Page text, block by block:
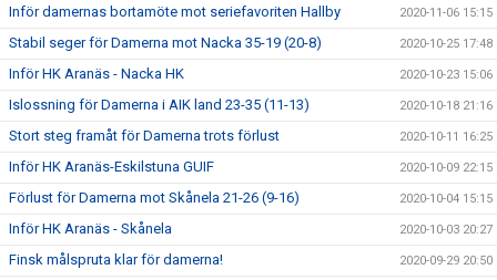
Inför damernas bortamöte mot seriefavoriten Hallby 2020-11-06 15:15
Stabil seger för Damerna mot Nacka 35-19 (20-8) 2020-10-25 17:48
Inför HK Aranäs - Nacka HK 2020-10-23 15:06
Islossning för Damerna i AIK land 23-35 (11-13) 2020-10-18 21:16
Stort steg framåt för Damerna trots förlust 2020-10-11 16:25
Inför HK Aranäs-Eskilstuna GUIF 2020-10-09 22:15
Förlust för Damerna mot Skånela 21-26 (9-16) 2020-10-04 15:15
Inför HK Aranäs - Skånela 2020-10-03 20:27
Finsk målspruta klar för damerna! 2020-09-29 20:50